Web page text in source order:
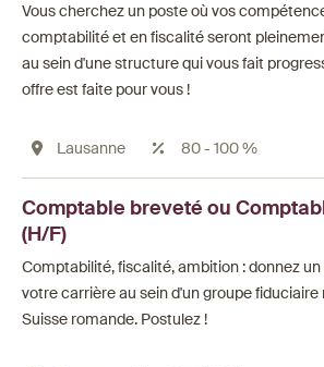
Vous cherchez un poste où vos
comptabilité et en fiscalité seront
au sein d'une structure qui vous fait
offre est faite pour vous !
Lausanne 80 - 100 %
Comptable breveté ou
(H/F)
Comptabilité, fiscalité, ambition : donnez un
votre carrière au sein d'un groupe fiduciaire
Suisse romande. Postulez !